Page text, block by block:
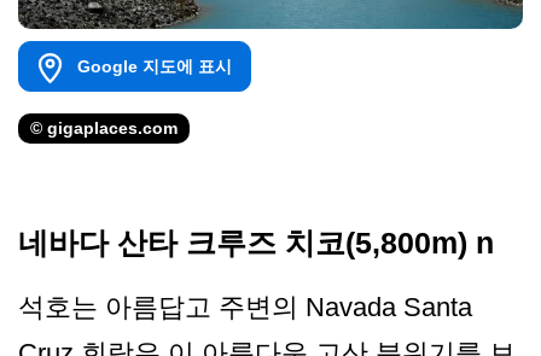
Google 지도에 표시
© gigaplaces.com
네바다 산타 크루즈 치코(5,800m) n
석호는 아름답고 주변의 Navada Santa